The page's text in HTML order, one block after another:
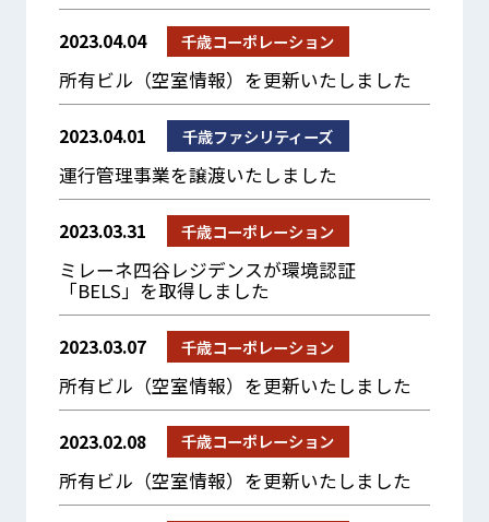
2023.04.04 千歳コーポレーション
所有ビル（空室情報）を更新いたしました
2023.04.01 千歳ファシリティーズ
運行管理事業を譲渡いたしました
2023.03.31 千歳コーポレーション
ミレーネ四谷レジデンスが環境認証
「BELS」を取得しました
2023.03.07 千歳コーポレーション
所有ビル（空室情報）を更新いたしました
2023.02.08 千歳コーポレーション
所有ビル（空室情報）を更新いたしました